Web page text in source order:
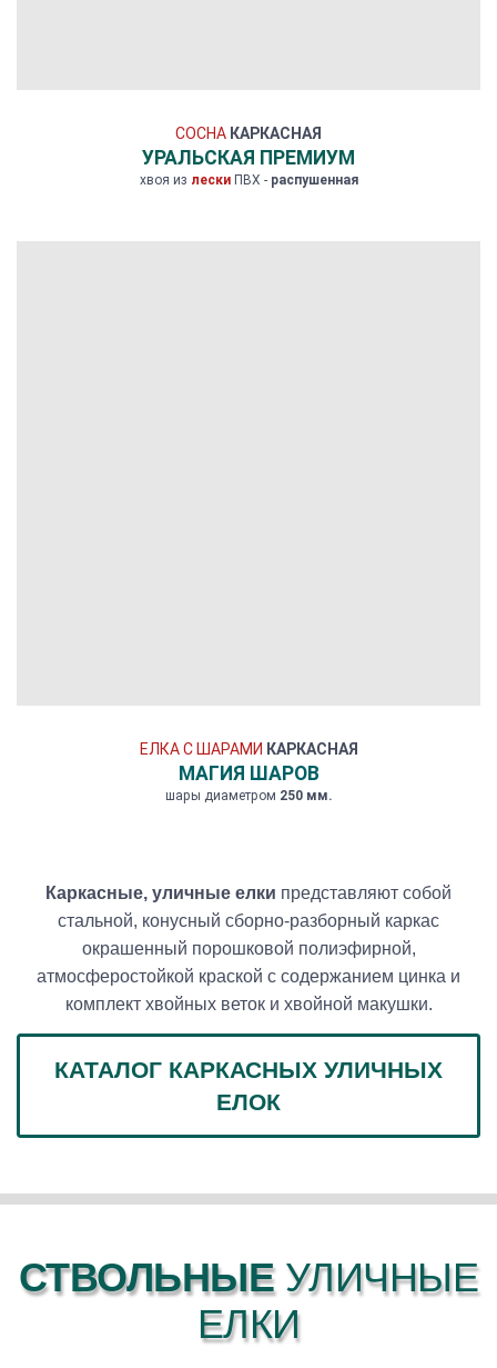
СОСНА КАРКАСНАЯ
УРАЛЬСКАЯ ПРЕМИУМ
хвоя из лескиПВХ - распушенная
ЕЛКА С ШАРАМИ КАРКАСНАЯ
МАГИЯ ШАРОВ
шары диаметром 250 мм.
Каркасные, уличные елки представляют собой
стальной, конусный сборно-разборный каркас
окрашенный порошковой полиэфирной,
атмосферостойкой краской с содержанием цинка и
комплект хвойных веток и хвойной макушки.
КАТАЛОГ КАРКАСНЫХ УЛИЧНЫХ
ЕЛОК
СТВОЛЬНЫЕ УЛИЧНЫЕ
ЕЛКИ